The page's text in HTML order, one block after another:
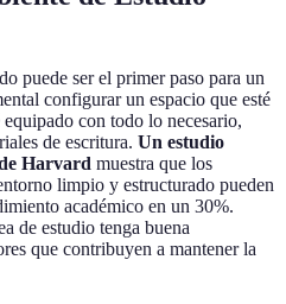
puede ser el primer paso para un
configurar un espacio que esté
con todo lo necesario,
de escritura. Un estudio
Harvard muestra que los
limpio y estructurado pueden
académico en un 30%.
de estudio tenga buena
que contribuyen a mantener la